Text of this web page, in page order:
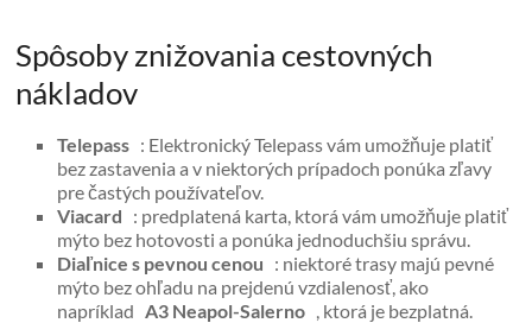
Spôsoby znižovania cestovných
nákladov
Telepass : Elektronický Telepass vám umožňuje platiť
bez zastavenia a v niektorých prípadoch ponúka zľavy
pre častých používateľov.
Viacard : predplatená karta, ktorá vám umožňuje platiť
mýto bez hotovosti a ponúka jednoduchšiu správu.
Diaľnice s pevnou cenou : niektoré trasy majú pevné
mýto bez ohľadu na prejdenú vzdialenosť, ako
napríkladA3 Neapol-Salerno , ktorá je bezplatná.